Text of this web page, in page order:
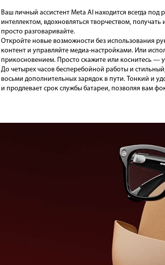
Ваш личный ассистент Meta AI находится всегда
интеллектом, вдохновляться творчеством,
просто разговаривайте.
Откройте новые возможности без использования
контент и управляйте медиа-настройками. Или
прикосновением. Просто скажите или коснитесь —
До четырех часов бесперебойной работы и
восьми дополнительных зарядок в пути. Тонкий и
и продлевает срок службы батареи, позволяя вам